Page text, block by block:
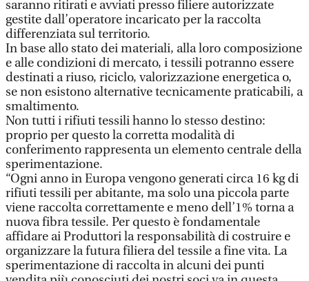
saranno ritirati e avviati presso filiere autorizzate
gestite dall’operatore incaricato per la raccolta
differenziata sul territorio.
In base allo stato dei materiali, alla loro composizione
e alle condizioni di mercato, i tessili potranno essere
destinati a riuso, riciclo, valorizzazione energetica o,
se non esistono alternative tecnicamente praticabili, a
smaltimento.
Non tutti i rifiuti tessili hanno lo stesso destino:
proprio per questo la corretta modalità di
conferimento rappresenta un elemento centrale della
sperimentazione.
“Ogni anno in Europa vengono generati circa 16 kg di
rifiuti tessili per abitante, ma solo una piccola parte
viene raccolta correttamente e meno dell’1% torna a
nuova fibra tessile. Per questo è fondamentale
affidare ai Produttori la responsabilità di costruire e
organizzare la futura filiera del tessile a fine vita. La
sperimentazione di raccolta in alcuni dei punti